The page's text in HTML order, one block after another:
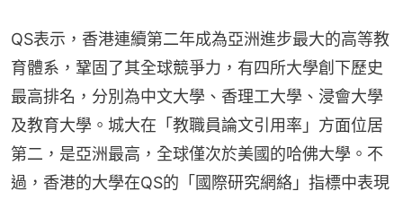
QS表示，香港連續第二年成為亞洲進步最大的高等教
育體系，鞏固了其全球競爭力，有四所大學創下歷史
最高排名，分別為中文大學、香理工大學、浸會大學
及教育大學。城大在「教職員論文引用率」方面位居
第二，是亞洲最高，全球僅次於美國的哈佛大學。不
過，香港的大學在QS的「國際研究網絡」指標中表現